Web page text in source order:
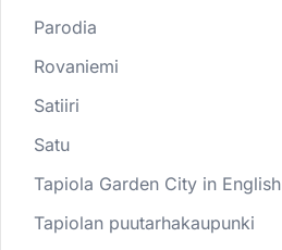
Parodia
Rovaniemi
Satiiri
Satu
Tapiola Garden City in English
Tapiolan puutarhakaupunki